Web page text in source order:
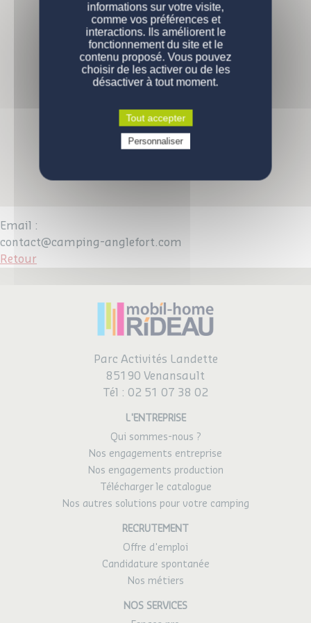
Nos modèles
Nos gammes
PERSONNALISATION
Configurations de série
DEVENIR PROPRIÉTAIRE
Pourquoi acheter un mobil-home ?
Comment devenir propriétaire ?
Prix d'un mobil-home neuf
Questions / réponses
ENGAGEMENTS
La qualité des produits
Qui sommes-nous
CONTACT
Demande d'informations
VOUS ÊTES UN PROFESSIONNEL
Email :
contact@camping-anglefort.com
Retour
Parc Activités Landette
85190 Venansault
Tél : 02 51 07 38 02
L'ENTREPRISE
Qui sommes-nous ?
Nos engagements entreprise
Nos engagements production
Télécharger le catalogue
Nos autres solutions pour votre camping
RECRUTEMENT
Offre d'emploi
Candidature spontanée
Nos métiers
NOS SERVICES
informations sur votre visite,
comme vos préférences et
interactions. Ils améliorent le
fonctionnement du site et le
contenu proposé. Vous pouvez
choisir de les activer ou de les
désactiver à tout moment.
Tout accepter
Personnaliser